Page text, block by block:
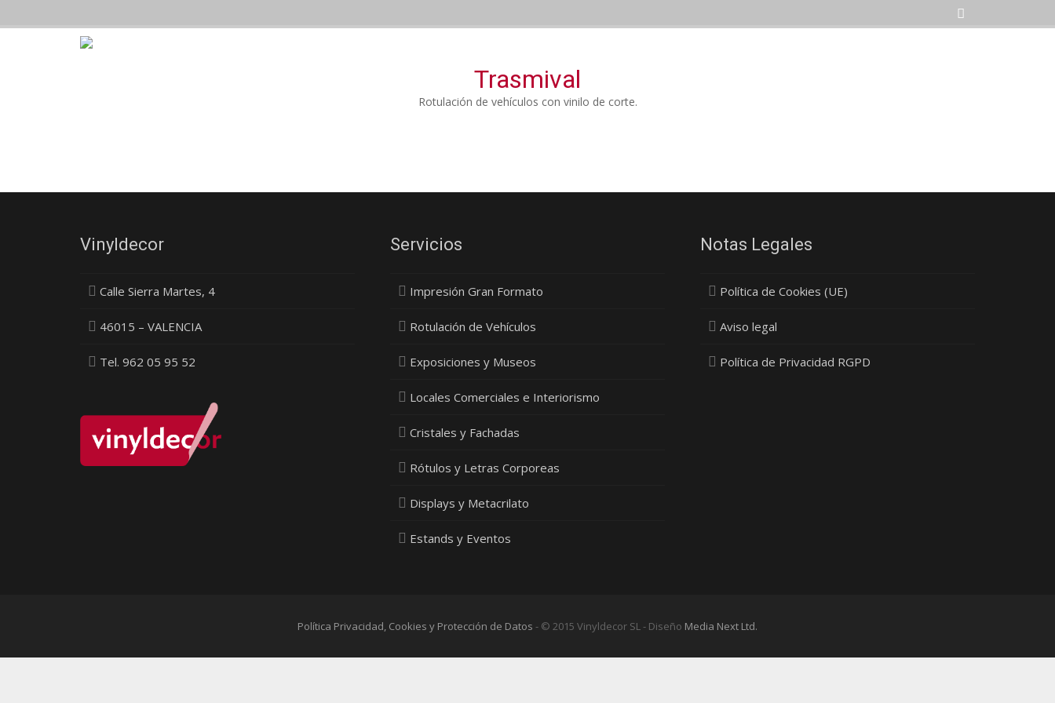
Trasmival
Rotulación de vehículos con vinilo de corte.
Vinyldecor
Calle Sierra Martes, 4
46015 – VALENCIA
Tel. 962 05 95 52
Servicios
Impresión Gran Formato
Rotulación de Vehículos
Exposiciones y Museos
Locales Comerciales e Interiorismo
Cristales y Fachadas
Rótulos y Letras Corporeas
Displays y Metacrilato
Estands y Eventos
Notas Legales
Política de Cookies (UE)
Aviso legal
Política de Privacidad RGPD
Política Privacidad, Cookies y Protección de Datos - © 2015 Vinyldecor SL - Diseño Media Next Ltd.